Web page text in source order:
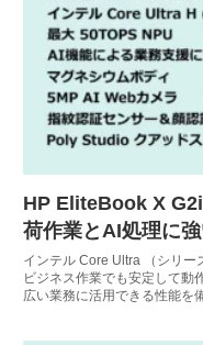
HP EliteBook X
荷作業とAI処理に
インテル Core Ultra （シリー
ビジネス作業でも安定して動
広い業務に活用できる性能を